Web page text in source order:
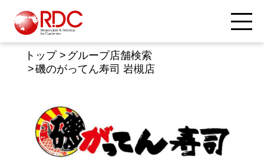
トップ
グループ店舗検索
磯のがってん寿司 岩槻店